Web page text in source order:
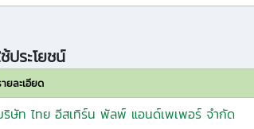
ประโยชน์
ยละเอียด
ริษัท ไทย อีสเทิร์น พัลพ์ แอนด์เพเพอร์ จำกัด